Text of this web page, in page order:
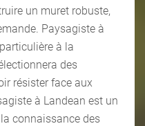
un muret robuste,
Paysagiste à
à la
des
résister face aux
à Landean est un
connaissance des